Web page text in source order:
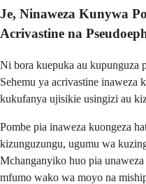
Je, Ninaweza Kunywa
Acrivastine na
Ni bora kuepuka au kupunguza
Sehemu ya acrivastine inaweza
kukufanya ujisikie usingizi au
Pombe pia inaweza kuongeza
kizunguzungu, ugumu wa
Mchanganyiko huo pia
mfumo wako wa moyo na